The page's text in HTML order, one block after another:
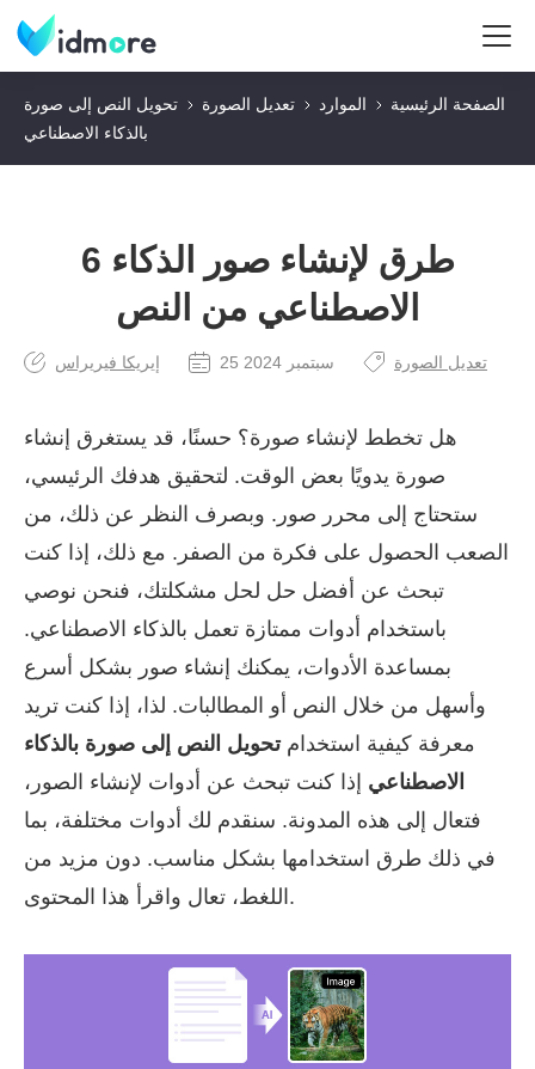
الصفحة الرئيسية الموارد تعديل الصورة
تحويل النص إلى صورة
بالذكاء الاصطناعي
6 طرق لإنشاء صور الذكاء
الاصطناعي من النص
إيريكا فيريراس 25 سبتمبر 2024 تعديل الصورة
هل تخطط لإنشاء صورة؟ حسنًا، قد يستغرق إنشاء
صورة يدويًا بعض الوقت. لتحقيق هدفك الرئيسي،
ستحتاج إلى محرر صور. وبصرف النظر عن ذلك، من
الصعب الحصول على فكرة من الصفر. مع ذلك، إذا كنت
تبحث عن أفضل حل لحل مشكلتك، فنحن نوصي
باستخدام أدوات ممتازة تعمل بالذكاء الاصطناعي.
بمساعدة الأدوات، يمكنك إنشاء صور بشكل أسرع
وأسهل من خلال النص أو المطالبات. لذا، إذا كنت تريد
معرفة كيفية استخدامتحويل النص إلى صورة بالذكاء
الاصطناعي إذا كنت تبحث عن أدوات لإنشاء الصور،
فتعال إلى هذه المدونة. سنقدم لك أدوات مختلفة، بما
في ذلك طرق استخدامها بشكل مناسب. دون مزيد من
اللغط، تعال واقرأ هذا المحتوى.